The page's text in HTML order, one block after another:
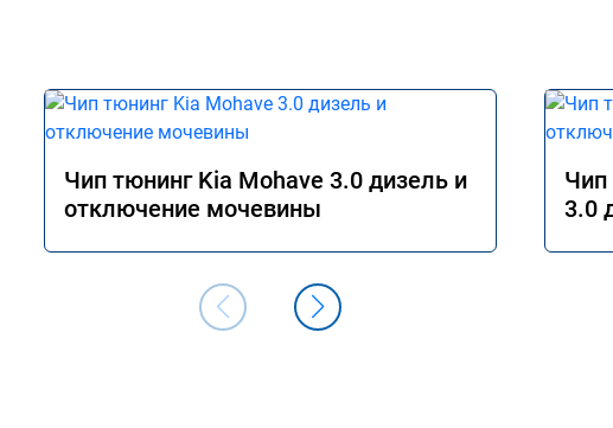
Чип тюнинг Kia Mohave 3.0 дизель и
отключение мочевины
Чип
3.0